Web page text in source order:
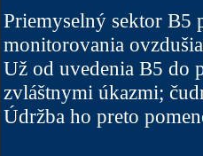
Priemyselný sektor B5
monitorovania
Už od uvedenia B5 do
zvláštnymi úkazmi;
Údržba ho preto